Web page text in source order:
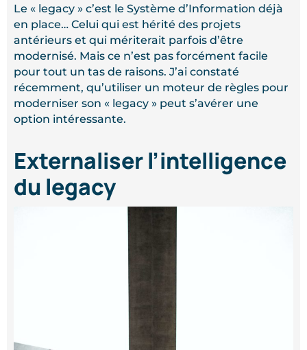
Le « legacy » c’est le Système d’Information déjà
en place… Celui qui est hérité des projets
antérieurs et qui mériterait parfois d’être
modernisé. Mais ce n’est pas forcément facile
pour tout un tas de raisons. J’ai constaté
récemment, qu’utiliser un moteur de règles pour
moderniser son « legacy » peut s’avérer une
option intéressante.
Externaliser l’intelligence
du legacy